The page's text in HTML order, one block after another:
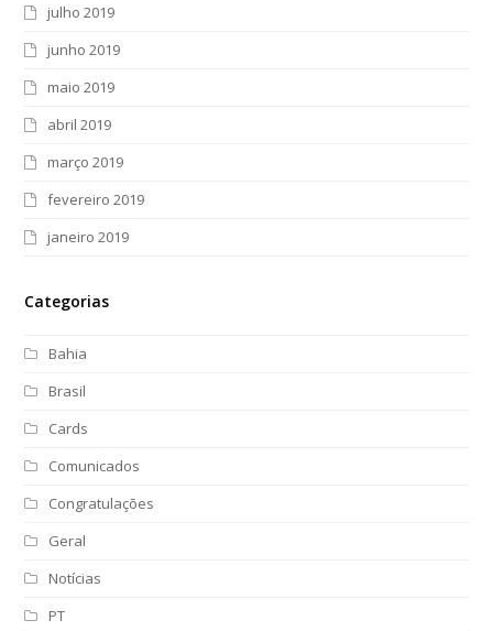
julho 2019
junho 2019
maio 2019
abril 2019
março 2019
fevereiro 2019
janeiro 2019
Categorias
Bahia
Brasil
Cards
Comunicados
Congratulações
Geral
Notícias
PT